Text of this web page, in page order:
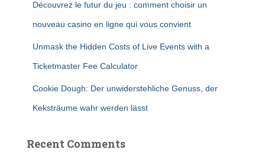
Découvrez le futur du jeu : comment choisir un
nouveau casino en ligne qui vous convient
Unmask the Hidden Costs of Live Events with a
Ticketmaster Fee Calculator
Cookie Dough: Der unwiderstehliche Genuss, der
Keksträume wahr werden lässt
Recent Comments